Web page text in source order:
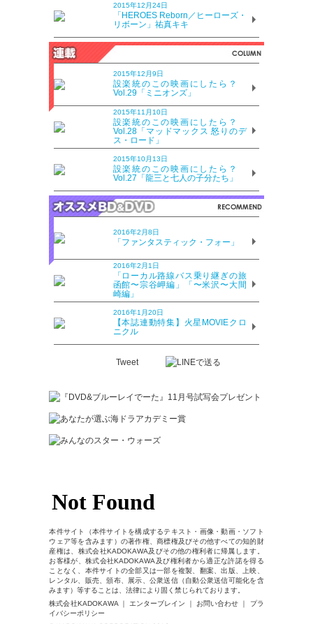
2015年12月24日
「HEROES Reborn／ヒーローズ・
リボーン」祐真キキ
2015年12月9日
設楽統のこの映画にしたら？
Vol.29「ミニオンズ」
2015年11月10日
設楽統のこの映画にしたら？
Vol.28「マッドマックス 怒りのデ
ス・ロード」
2015年10月13日
設楽統のこの映画にしたら？
Vol.27「龍三と七人の子分たち」
2016年2月8日
「ファンタスティック・フォー」
2016年2月1日
「ローカル路線バス乗り継ぎの旅
函館〜宗谷岬編」「〜米沢〜大間
崎編」
2016年1月20日
【本誌連動特集】火星MOVIEクロ
ニクル
Tweet
本件サイト（本件サイトを構成するテキスト・画像・動画・ソフト
ウェア等を含みます）の著作権、商標権及びその他すべての知的財
産権は、株式会社KADOKAWA及びその他の権利者に帰属します。
お客様が、株式会社KADOKAWA及び権利者から適正な許諾を得る
ことなく、本件サイトの全部又は一部を複製、翻案、出版、上映、
レンタル、販売、頒布、展示、公衆送信（自動公衆送信可能化を含
みます）等することは、法律により固く禁じられております。
株式会社KADOKAWA ｜ エンターブレイン ｜ お問い合わせ ｜ プラ
イバシーポリシー